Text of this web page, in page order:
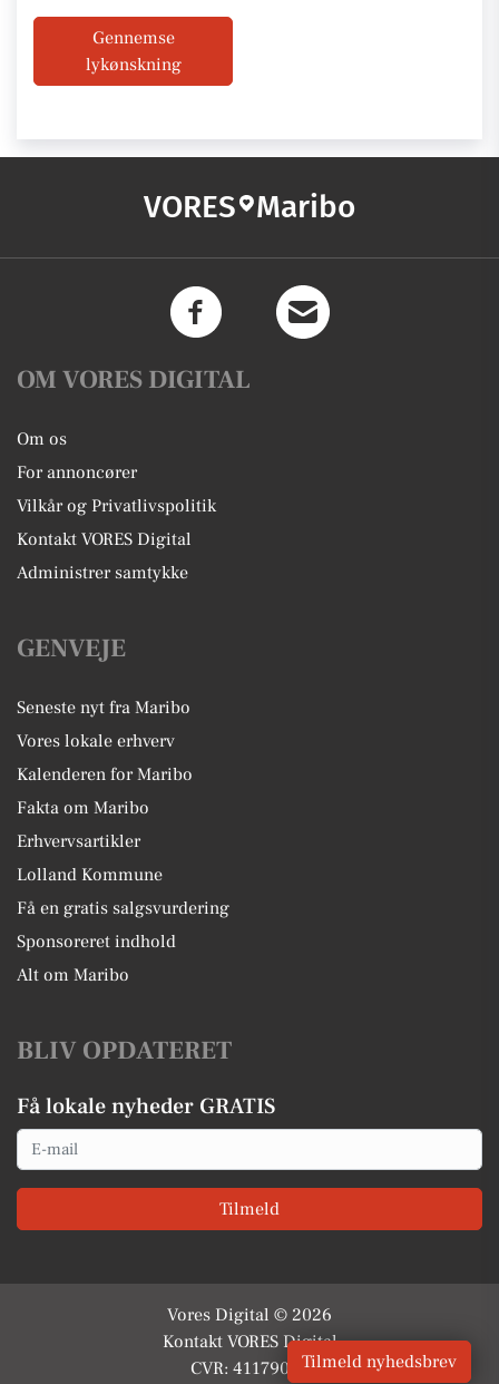
Gennemse
lykønskning
VORES Maribo
OM VORES DIGITAL
Om os
For annoncører
Vilkår og Privatlivspolitik
Kontakt VORES Digital
Administrer samtykke
GENVEJE
Seneste nyt fra Maribo
Vores lokale erhverv
Kalenderen for Maribo
Fakta om Maribo
Erhvervsartikler
Lolland Kommune
Få en gratis salgsvurdering
Sponsoreret indhold
Alt om Maribo
BLIV OPDATERET
Få lokale nyheder GRATIS
Email
Tilmeld
Vores Digital © 2026
Kontakt VORES Digital
CVR: 41179082Tilmeld nyhedsbrev